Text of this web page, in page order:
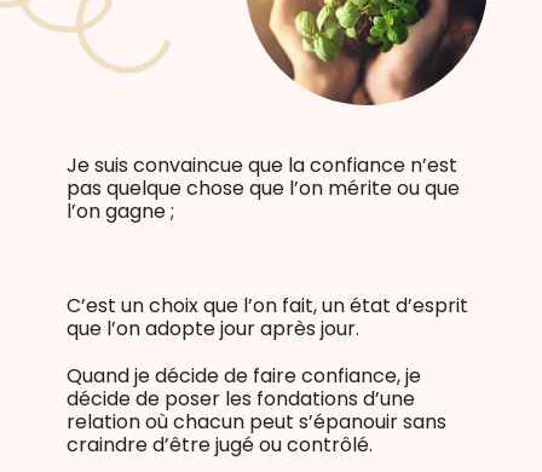
Je suis convaincue que la confiance n’est
pas quelque chose que l’on mérite ou que
l’on gagne ;
C’est un choix que l’on fait, un état d’esprit
que l’on adopte jour après jour.
Quand je décide de faire confiance, je
décide de poser les fondations d’une
relation où chacun peut s’épanouir sans
craindre d’être jugé ou contrôlé.